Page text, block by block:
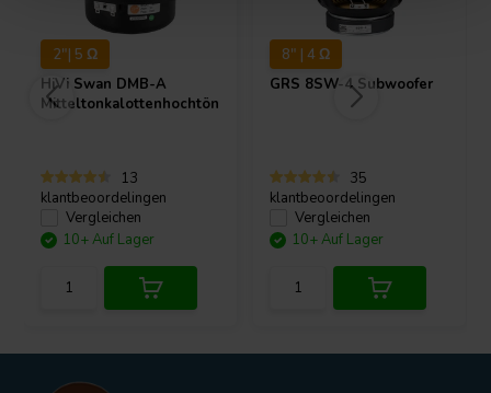
2"| 5 Ω
HiVi Swan DMB-A
Mitteltonkalottenhochtöner
13
klantbeoordelingen
Vergleichen
10+ Auf Lager
8" | 4 Ω
GRS 8SW-4 Subwoofer
35
klantbeoordelingen
Vergleichen
10+ Auf Lager